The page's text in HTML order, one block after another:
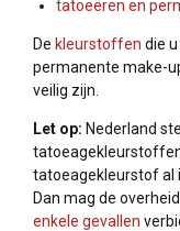
tatoeëren en
De kleurstoffen die
permanente make-
veilig zijn.
Let op: Nederland
tatoeagekleurstof al
Dan mag de
enkele gevallen